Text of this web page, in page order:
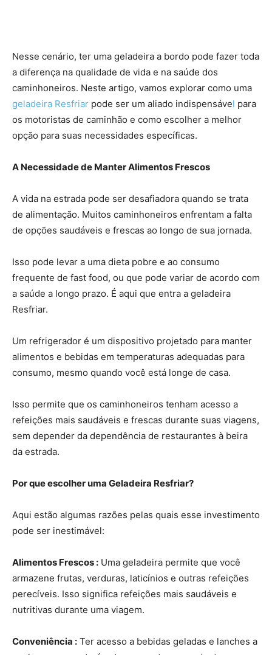
Nesse cenário, ter uma geladeira a bordo pode fazer toda
a diferença na qualidade de vida e na saúde dos
caminhoneiros. Neste artigo, vamos explorar como uma
geladeira Resfriar pode ser um aliado indispensável para
os motoristas de caminhão e como escolher a melhor
opção para suas necessidades específicas.
A Necessidade de Manter Alimentos Frescos
A vida na estrada pode ser desafiadora quando se trata
de alimentação. Muitos caminhoneiros enfrentam a falta
de opções saudáveis ​​e frescas ao longo de sua jornada.
Isso pode levar a uma dieta pobre e ao consumo
frequente de fast food, ou que pode variar de acordo com
a saúde a longo prazo. É aqui que entra a geladeira
Resfriar.
Um refrigerador é um dispositivo projetado para manter
alimentos e bebidas em temperaturas adequadas para
consumo, mesmo quando você está longe de casa.
Isso permite que os caminhoneiros tenham acesso a
refeições mais saudáveis ​​e frescas durante suas viagens,
sem depender da dependência de restaurantes à beira
da estrada.
Por que escolher uma Geladeira Resfriar?
Aqui estão algumas razões pelas quais esse investimento
pode ser inestimável:
Alimentos Frescos : Uma geladeira permite que você
armazene frutas, verduras, laticínios e outras refeições
perecíveis. Isso significa refeições mais saudáveis ​​e
nutritivas durante uma viagem.
Conveniência : Ter acesso a bebidas geladas e lanches a